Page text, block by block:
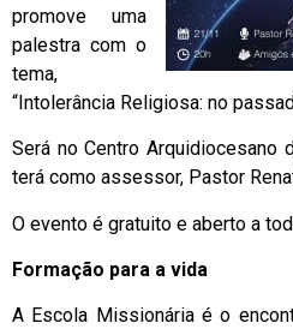
promove uma
palestra com o
tema,
“Intolerância Religiosa: no
Será no Centro Arquidiocesano
terá como assessor, Pastor
O evento é gratuito e aberto a
Formação para a vida
A Escola Missionária é o